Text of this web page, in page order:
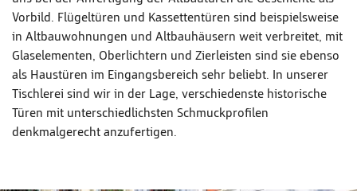
Vorbild. Flügeltüren und Kassettentüren sind beispielsweise
in Altbauwohnungen und Altbauhäusern weit verbreitet, mit
Glaselementen, Oberlichtern und Zierleisten sind sie ebenso
als Haustüren im Eingangsbereich sehr beliebt. In unserer
Tischlerei sind wir in der Lage, verschiedenste historische
Türen mit unterschiedlichsten Schmuckprofilen
denkmalgerecht anzufertigen.